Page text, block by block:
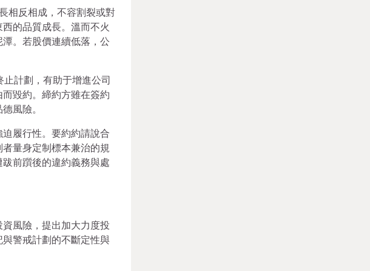
相反相成，不容割裂或對
的品質成長。溫而不火
。若股價連續低落，公
計劃，有助于增進公司
毀約。締約方雖在簽約
風險。
履行性。要約約請說合
量身定制標本兼治的規
前躓後的違約義務與處
風險，提出加大力度投
警戒計劃的不斷定性與